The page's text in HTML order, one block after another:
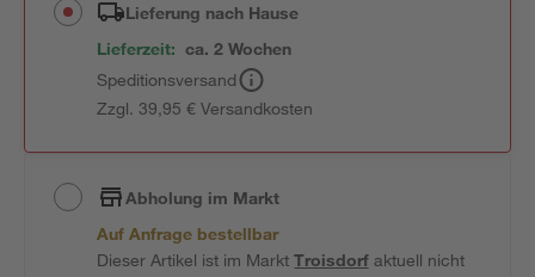
Lieferung nach Hause
Lieferzeit: ca. 2 Wochen
Speditionsversand
Zzgl. 39,95 € Versandkosten
Abholung im Markt
Auf Anfrage bestellbar
Dieser Artikel ist im MarktTroisdorfaktuell nicht